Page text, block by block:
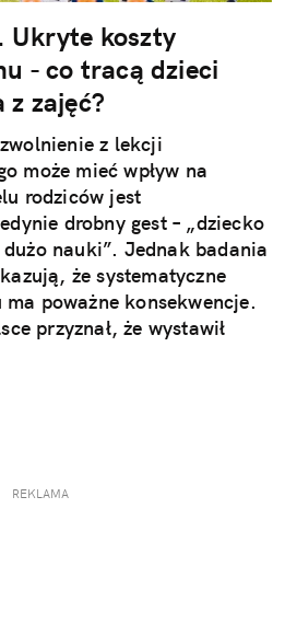
Ukryte koszty
- co tracą dzieci
z zajęć?
z lekcji
może mieć wpływ na
rodziców jest
drobny gest – „dziecko
dużo nauki”. Jednak badania
że systematyczne
poważne konsekwencje.
przyznał, że wystawił
niewinna decyzja w
odbiera najmłodszym szansę
budowanie odporności, a
dorosłym życiu.
REKLAMA